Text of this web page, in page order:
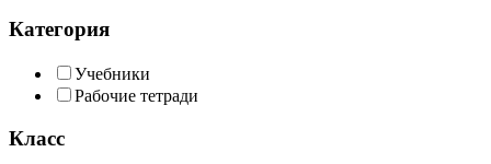
Категория
Учебники
Рабочие тетради
Класс